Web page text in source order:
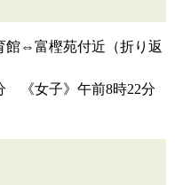
館⇔富樫苑付近（折り返
《女子》午前8時22分